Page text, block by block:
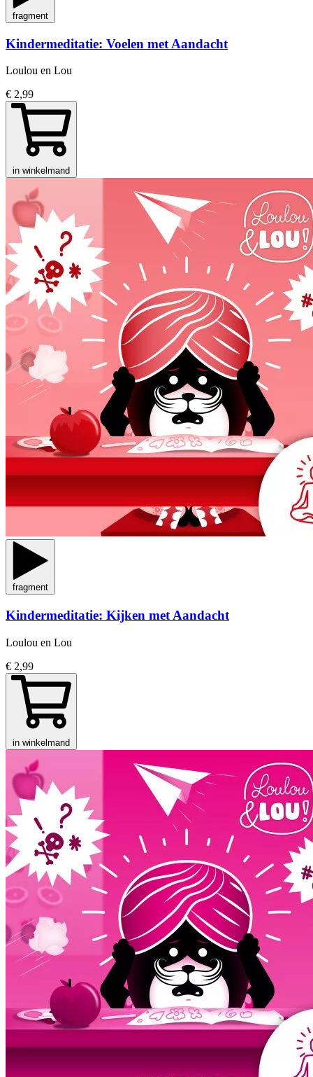
fragment
Kindermeditatie: Voelen met Aandacht
Loulou en Lou
€ 2,99
in winkelmand
fragment
Kindermeditatie: Kijken met Aandacht
Loulou en Lou
€ 2,99
in winkelmand